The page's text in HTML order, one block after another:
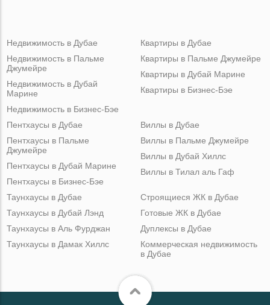
Недвижимость в Дубае
Недвижимость в Пальме
Джумейре
Недвижимость в Дубай
Марине
Недвижимость в Бизнес-Бэе
Квартиры в Дубае
Квартиры в Пальме Джумейре
Квартиры в Дубай Марине
Квартиры в Бизнес-Бэе
Пентхаусы в Дубае
Пентхаусы в Пальме
Джумейре
Пентхаусы в Дубай Марине
Пентхаусы в Бизнес-Бэе
Виллы в Дубае
Виллы в Пальме Джумейре
Виллы в Дубай Хиллс
Виллы в Тилал аль Гаф
Таунхаусы в Дубае
Таунхаусы в Дубай Лэнд
Таунхаусы в Аль Фурджан
Таунхаусы в Дамак Хиллс
Строящиеся ЖК в Дубае
Готовые ЖК в Дубае
Дуплексы в Дубае
Коммерческая недвижимость
в Дубае